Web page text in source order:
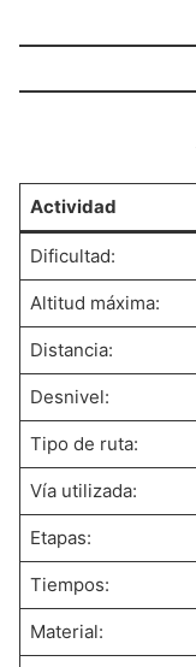
Actividad
Dificultad:
Altitud máxima:
Distancia:
Desnivel:
Tipo de ruta:
Vía utilizada:
Etapas:
Tiempos:
Material: